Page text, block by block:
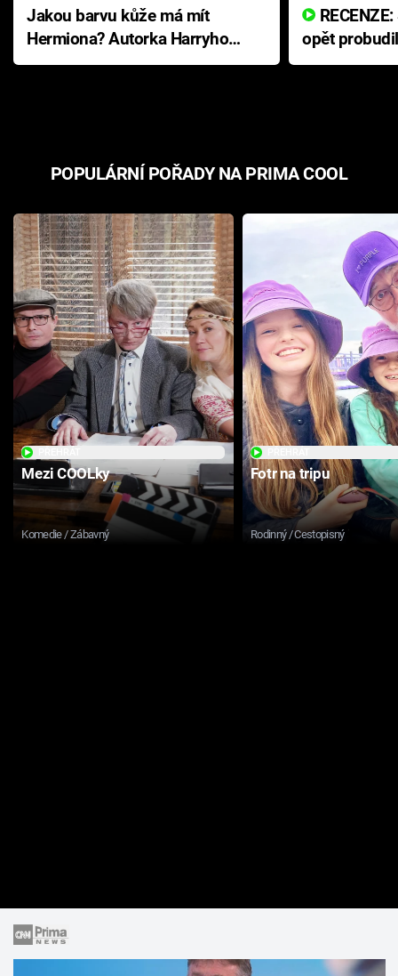
Jakou barvu kůže má mít
Hermiona? Autorka Harryho
Pottera přišla s ráznou
opět
přichází s
POPULÁRNÍ POŘADY NA PRIMA COOL
Mezi COOLky
Komedie / Zábavný
Fotr na tripu
Rodinný / Cestopisný